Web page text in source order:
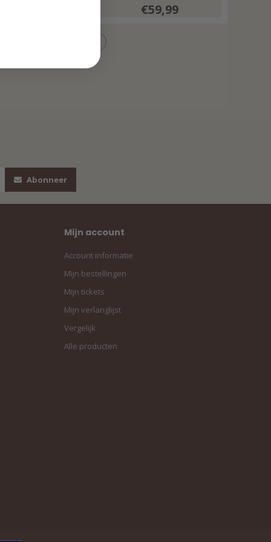
€59,99
Abonneer
Mijn account
Account informatie
Mijn bestellingen
Mijn tickets
Mijn verlanglijst
Vergelijk
Alle producten